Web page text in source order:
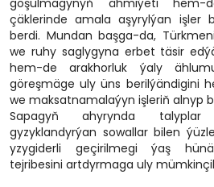
çäklerinde amala aşyrylýan işler
berdi. Mundan başga-da,
we ruhy saglygyna erbet täsir
hem-de arakhorluk ýaly
göreşmäge uly üns berilýändigini
we maksatnamalaýyn işleriň alnyp
Sapagyň ahyrynda talyplar
gyzyklandyrýan sowallar bilen
yzygiderli geçirilmegi ýaş
tejribesini artdyrmaga uly